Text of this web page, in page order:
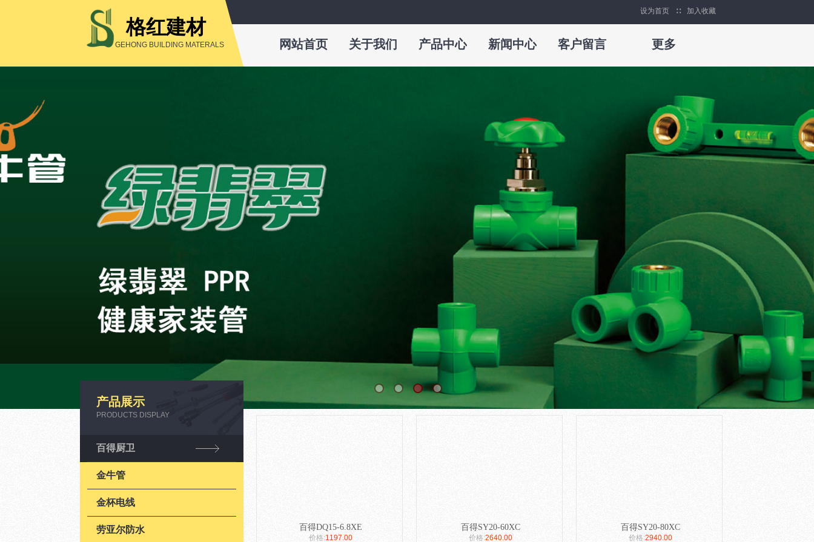
设为首页 ∷ 加入收藏
网站首页 关于我们 产品中心 新闻中心 客户留言 更多
GEHONG BUILDING MATERALS
格红建材
>> 电热水器
>
产品展示
PRODUCTS DISPLAY
百得DQ15-6.8XE
价格:1197.00
百得SY20-60XC
价格:2640.00
百得SY20-80XC
价格:2940.00
百得厨卫
金牛管
金杯电线
劳亚尔防水